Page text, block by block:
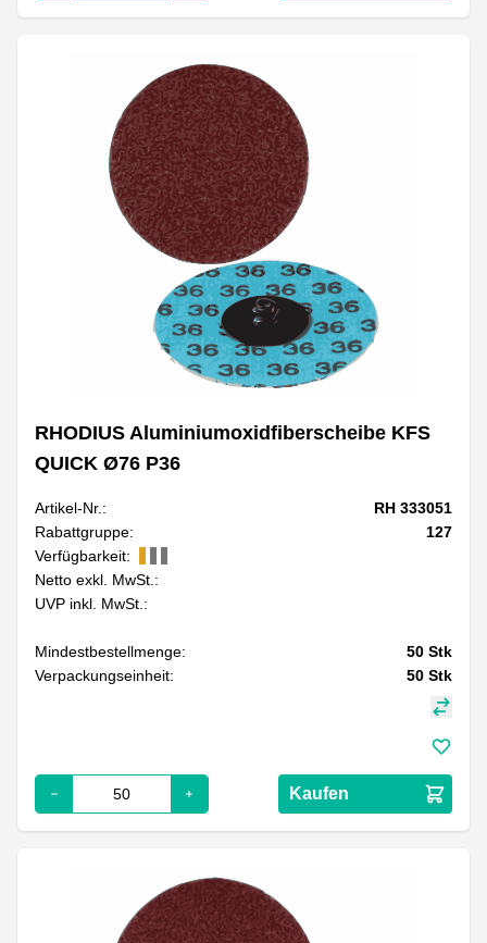
RHODIUS Aluminiumoxidfiberscheibe KFS
QUICK Ø76 P36
Artikel-Nr.:
RH 333051
Rabattgruppe:
127
Verfügbarkeit:
Netto exkl. MwSt.:
UVP inkl. MwSt.:
Mindestbestellmenge: 50 Stk
Verpackungseinheit:
50 Stk
Kaufen